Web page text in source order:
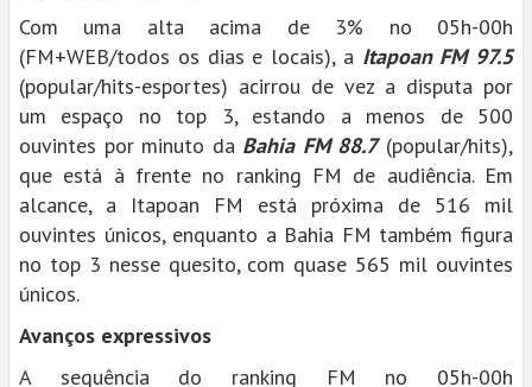
Com uma alta acima de 3% no 05h-00h
(FM+WEB/todos os dias e locais), a Itapoan FM 97.5
(popular/hits-esportes) acirrou de vez a disputa por
um espaço no top 3, estando a menos de 500
ouvintes por minuto da Bahia FM 88.7(popular/hits),
que está à frente no ranking FM de audiência. Em
alcance, a Itapoan FM está próxima de 516 mil
ouvintes únicos, enquanto a Bahia FM também figura
no top 3 nesse quesito, com quase 565 mil ouvintes
únicos.
Avanços expressivos
A sequência do ranking FM no 05h-00h